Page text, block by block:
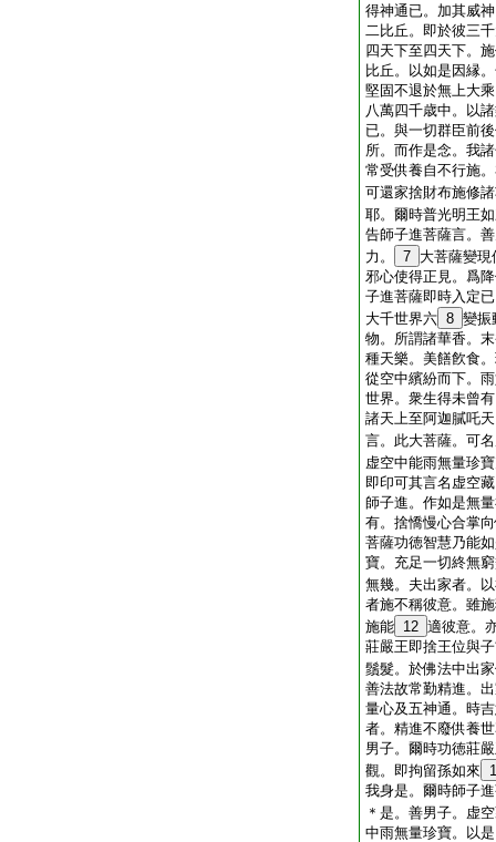
得神通已。加其威
二比丘。即於彼三
四天下至四天下。
比丘。以如是因縁
堅固不退於無上大
八萬四千歳中。以
已。與一切群臣前
所。而作是念。我
常受供養自不行施
可還家捨財布施修
耶。爾時普光明王
告師子進菩薩言。
力。
7 大菩薩變
邪心使得正見。爲
子進菩薩即時入定
大千世界六 8 變振
物。所謂諸華香。
種天樂。美饍飮食
從空中繽紛而下。
世界。衆生得未曾
諸天上至阿迦膩吒
言。此大菩薩。可
虚空中能雨無量珍
即印可其言名虚空
師子進。作如是無
有。捨憍慢心合掌
菩薩功徳智慧乃能
寶。充足一切終無
無幾。夫出家者。
者施不稱彼意。雖
施能 12 適彼意。
莊嚴王即捨王位與
鬚髮。於佛法中出
善法故常勤精進。
量心及五神通。時
者。精進不廢供養
男子。爾時功徳莊
觀。即拘留孫如來
我身是。爾時師子
＊是。善男子。虚
中雨無量珍寶。以